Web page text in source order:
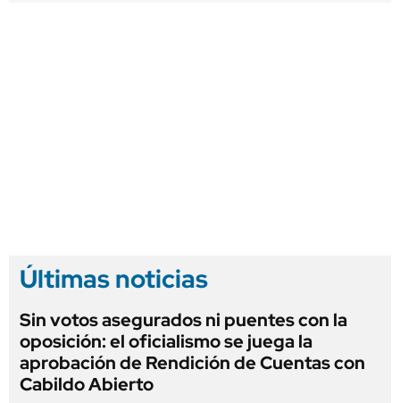
Últimas noticias
Sin votos asegurados ni puentes con la
oposición: el oficialismo se juega la
aprobación de Rendición de Cuentas con
Cabildo Abierto